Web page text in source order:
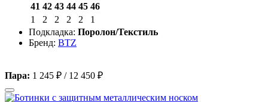
41 42 43 44 45 46
1
2 2 2 2
1
Подкладка: Поролон/Текстиль
Бренд: BTZ
Пара: 1 245 ₽ / 12 450 ₽